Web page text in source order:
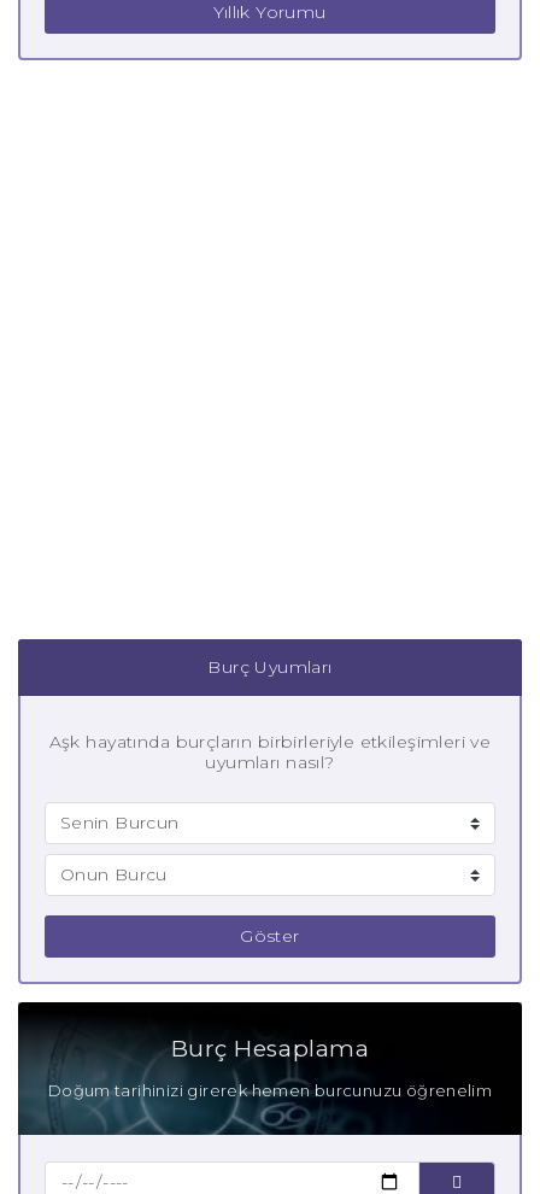
Yıllık Yorumu
Burç Uyumları
Aşk hayatında burçların birbirleriyle etkileşimleri ve
uyumları nasıl?
Göster
Burç Hesaplama
Doğum tarihinizi girerek hemen burcunuzu öğrenelim